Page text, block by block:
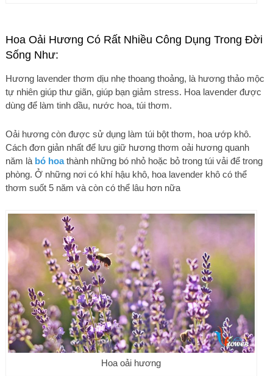
Hoa Oải Hương Có Rất Nhiều Công Dụng Trong Đời
Sống Như:
Hương lavender thơm dịu nhẹ thoang thoảng, là hương thảo mộc
tự nhiên giúp thư giãn, giúp bạn giảm stress. Hoa lavender được
dùng để làm tinh dầu, nước hoa, túi thơm.
Oải hương còn được sử dụng làm túi bột thơm, hoa ướp khô.
Cách đơn giản nhất để lưu giữ hương thơm oải hương quanh
năm là bó hoathành những bó nhỏ hoặc bỏ trong túi vải để trong
phòng. Ở những nơi có khí hậu khô, hoa lavender khô có thể
thơm suốt 5 năm và còn có thể lâu hơn nữa
Hoa oải hương